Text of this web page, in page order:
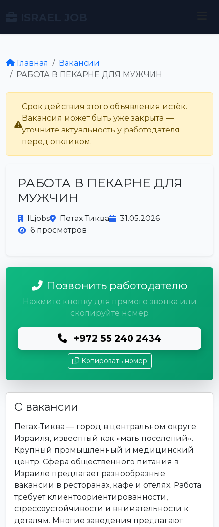
Главная
Вакансии
РАБОТА В ПЕКАРНЕ ДЛЯ МУЖЧИН
Срок действия этого объявления истёк.
Вакансия может быть уже закрыта —
уточните актуальность у работодателя
перед откликом.
РАБОТА В ПЕКАРНЕ ДЛЯ
МУЖЧИН
ILjobs Петах Тиква
31.05.2026
6 просмотров
Позвонить работодателю
Нажмите кнопку для прямого звонка или
скопируйте номер
+972 55 240 2434
Копировать номер
О вакансии
Петах-Тиква — город в центральном округе
Израиля, известный как «мать поселений».
Крупный промышленный и медицинский
центр. Сфера общественного питания в
Израиле предлагает разнообразные
вакансии в ресторанах, кафе и отелях. Работа
требует клиентоориентированности,
стрессоустойчивости и внимательности к
деталям. Многие заведения предлагают